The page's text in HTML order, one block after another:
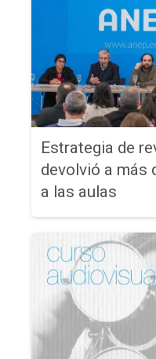
Estrategia de
devolvió a más
a las aulas